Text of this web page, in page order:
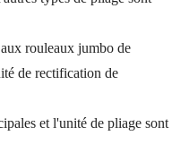
rouleaux jumbo de
de rectification de
et l'unité de pliage sont